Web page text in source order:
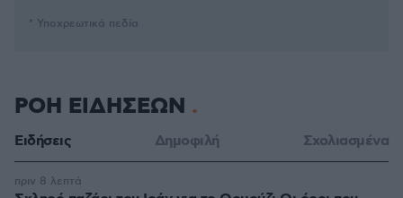
* Υποχρεωτικά πεδία
ΡΟΗ ΕΙΔΗΣΕΩΝ
Ειδήσεις Δημοφιλή Σχολιασμένα
πριν 8 λεπτά